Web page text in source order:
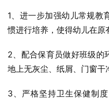
1、进一步加强幼儿常规教
惯进行培养，使得幼儿在原
2、配合保育员做好班级的
地上无灰尘、纸屑、门窗干
3、严格坚持卫生保健制